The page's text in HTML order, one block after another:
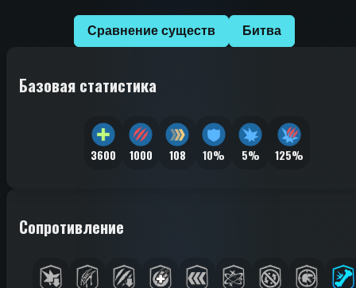
Сравнение существ Битва
Базовая статистика
3600 1000 108 10% 5% 125%
Сопротивление